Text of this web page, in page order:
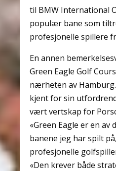
til BMW International
populær bane som
profesjonelle spillere
En annen
Green Eagle Golf
nærheten av
kjent for sin
vært vertskap for
«Green Eagle er en
banene jeg har spilt
profesjonelle
«Den krever både